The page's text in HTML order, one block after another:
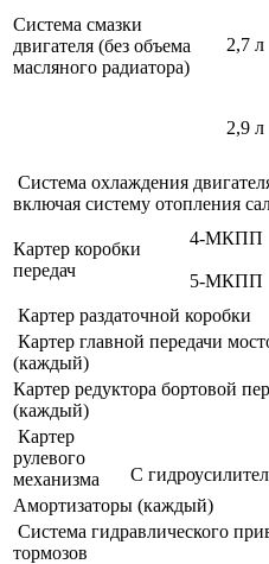
Система смазки
двигателя (без объема
масляного радиатора)
2,7 л
2,9 л
Система охлаждения
включая систему отопления
Картер коробки
передач
4-МКПП
5-МКПП
Картер раздаточной коробки
Картер главной передачи
(каждый)
Картер редуктора бортовой
(каждый)
Картер
рулевого
механизма
С
Амортизаторы (каждый)
Система гидравлического
тормозов